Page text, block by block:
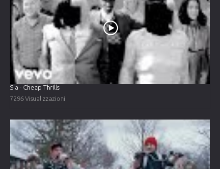
Sia - Cheap Thrills
7296 Visualizzazioni